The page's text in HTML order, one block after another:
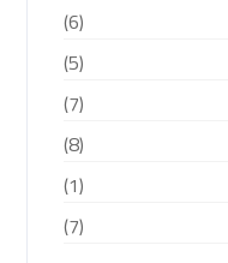
(6)
(5)
(7)
(8)
(1)
(7)